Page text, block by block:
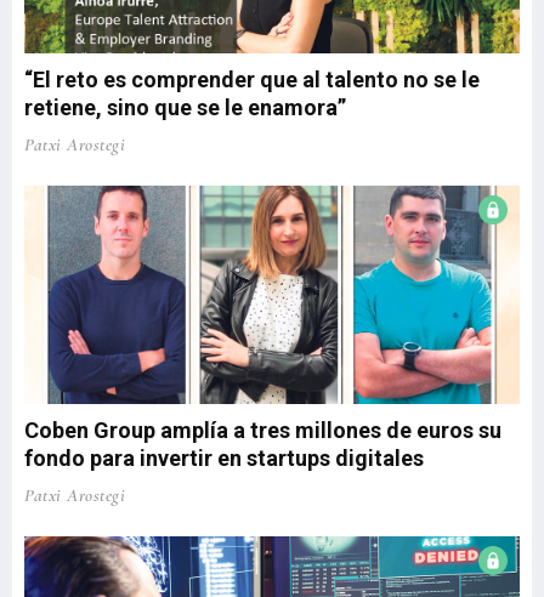
“El reto es comprender que al talento no se le
retiene, sino que se le enamora”
Patxi Arostegi
Coben Group amplía a tres millones de euros su
fondo para invertir en startups digitales
Patxi Arostegi